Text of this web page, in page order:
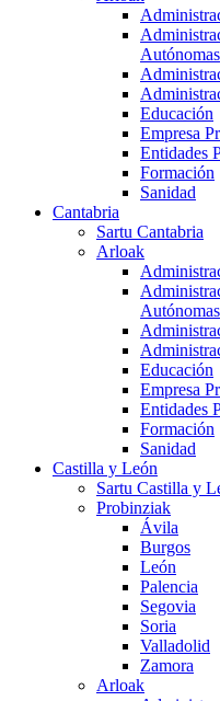
Autónomas
Educación
Empresa
Entidades
Formación
Sanidad
Cantabria
Sartu Cantabria
Arloak
Autónomas
Educación
Empresa
Entidades
Formación
Sanidad
Castilla y León
Sartu Castilla y
Probinziak
Ávila
Burgos
León
Palencia
Segovia
Soria
Valladolid
Zamora
Arloak